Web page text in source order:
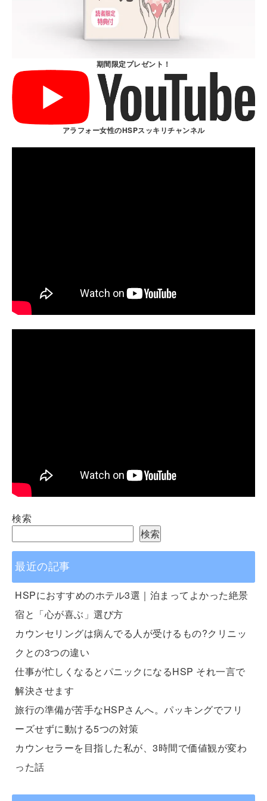
期間限定プレゼント！
アラフォー女性のHSPスッキリチャンネル
検索
検索
最近の記事
HSPにおすすめのホテル3選｜泊まってよかった絶景
宿と「心が喜ぶ」選び方
カウンセリングは病んでる人が受けるもの?クリニッ
クとの3つの違い
仕事が忙しくなるとパニックになるHSP それ一言で
解決させます
旅行の準備が苦手なHSPさんへ。パッキングでフリ
ーズせずに動ける5つの対策
カウンセラーを目指した私が、3時間で価値観が変わ
った話